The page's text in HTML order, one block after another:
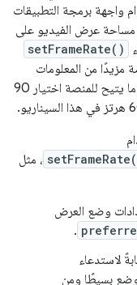
مساحة عرض الفيديو على
setFrameRate()
مزيدًا من المعلومات
حول عدد اللقطات في الثانية للفيديو المصدر، ما يتيح للمنصة اختيار 90
، مثل
وضع العرض
.
لاستدعاء
بسيطًا ومن